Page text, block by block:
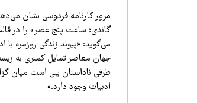
مرور کارنامه فردوسی نشان
گاندی؛ ساعت پنج عصر» را در
می‌گوید: «پیوند زندگی روزمره
جهان معاصر تمایل کمتری به
طرفی ناداستان پلی است میان
ادبیات وجود دارد.»